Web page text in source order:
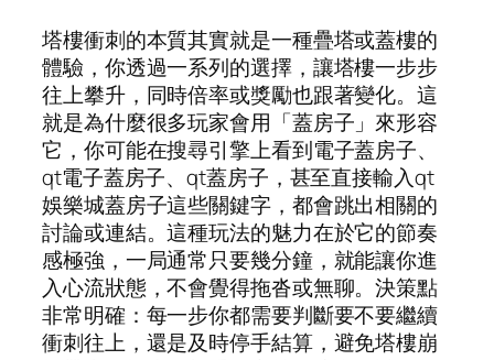
塔樓衝刺的本質其實就是一種疊塔或蓋樓的
體驗，你透過一系列的選擇，讓塔樓一步步
往上攀升，同時倍率或獎勵也跟著變化。這
就是為什麼很多玩家會用「蓋房子」來形容
它，你可能在搜尋引擎上看到電子蓋房子、
qt電子蓋房子、qt蓋房子，甚至直接輸入qt
娛樂城蓋房子這些關鍵字，都會跳出相關的
討論或連結。這種玩法的魅力在於它的節奏
感極強，一局通常只要幾分鐘，就能讓你進
入心流狀態，不會覺得拖沓或無聊。決策點
非常明確：每一步你都需要判斷要不要繼續
衝刺往上，還是及時停手結算，避免塔樓崩